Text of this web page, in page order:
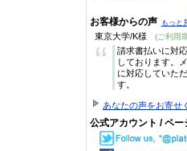
お客様からの声 もっと
東京大学/K様 (ご利用
“
請求書払いに対
しております。
に対応していた
す。
あなたの声をお寄せ
公式アカウント / ペー